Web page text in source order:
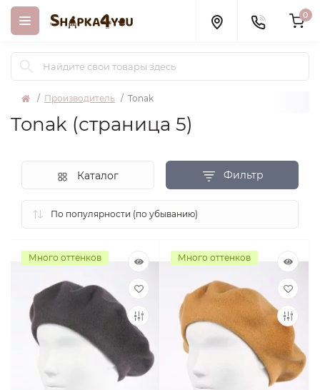
0
Производитель Tonak
Tonak (страница 5)
Фильтр
Каталог
Много оттенков Много оттенков